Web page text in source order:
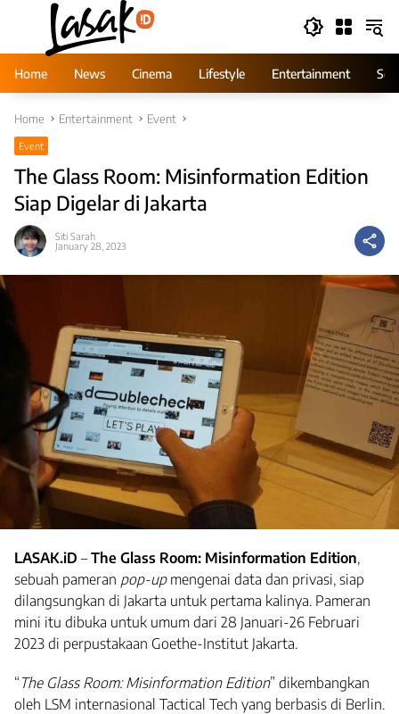
Home
News Cinema Lifestyle Entertainment
Home Entertainment Event
Event
The Glass Room: Misinformation Edition
Siap Digelar di Jakarta
Siti Sarah
January 28, 2023
LASAK.iD –The Glass Room: Misinformation Edition,
sebuah pameran pop-upmengenai data dan privasi, siap
dilangsungkan di Jakarta untuk pertama kalinya. Pameran
mini itu dibuka untuk umum dari 28 Januari-26 Februari
2023 di perpustakaan Goethe-Institut Jakarta.
“ The Glass Room: Misinformation Edition” dikembangkan
oleh LSM internasional Tactical Tech yang berbasis di Berlin.